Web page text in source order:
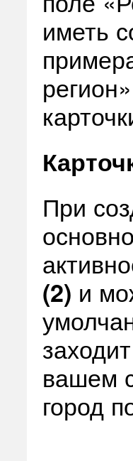
иметь
При
(2) и
вашем
город